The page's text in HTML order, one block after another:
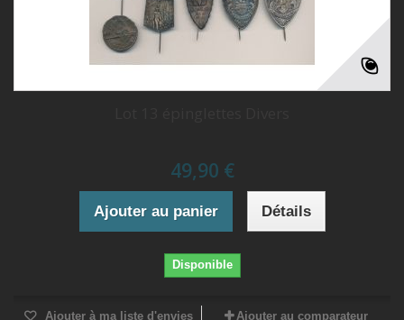
49,90 €
Ajouter au panier Détails
Disponible
Ajouter à ma liste d'envies Ajouter au comparateur